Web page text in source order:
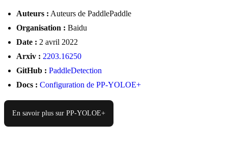
Auteurs : Auteurs de PaddlePaddle
Organisation : Baidu
Date : 2 avril 2022
Arxiv : 2203.16250
GitHub : PaddleDetection
Docs : Configuration de PP-YOLOE+
En savoir plus sur PP-YOLOE+